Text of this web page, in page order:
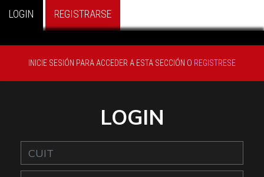
LOGIN REGISTRARSE
INICIE SESIÓN PARA ACCEDER A ESTA SECCIÓN O REGISTRESE
LOGIN